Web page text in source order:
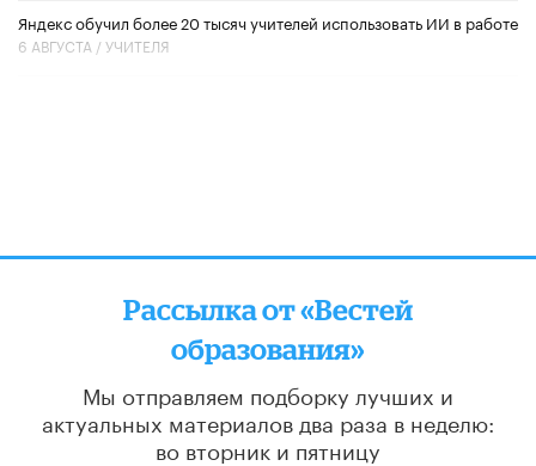
​Яндекс обучил более 20 тысяч учителей использовать ИИ в работе
6 АВГУСТА /УЧИТЕЛЯ
Рассылка от «Вестей
образования»
Мы отправляем подборку лучших и
актуальных материалов два раза в неделю:
во вторник и пятницу